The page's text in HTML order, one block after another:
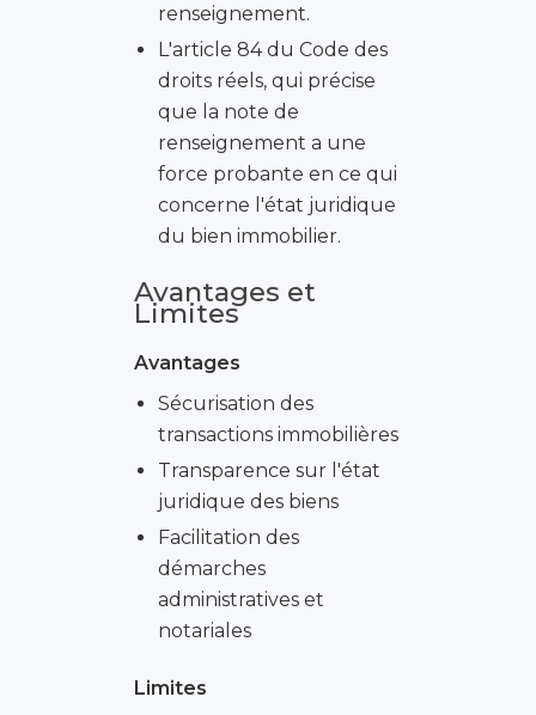
renseignement.
L'article 84 du Code des
droits réels, qui précise
que la note de
renseignement a une
force probante en ce qui
concerne l'état juridique
du bien immobilier.
Avantages et
Limites
Avantages
Sécurisation des
transactions immobilières
Transparence sur l'état
juridique des biens
Facilitation des
démarches
administratives et
notariales
Limites